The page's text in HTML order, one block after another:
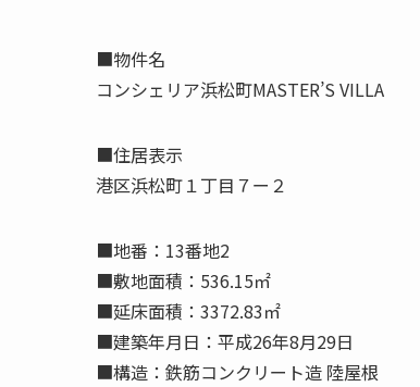
■物件名
コンシェリア浜松町MASTER’S VILLA
■住居表示
港区浜松町１丁目７ー２
■地番：13番地2
■敷地面積：536.15㎡
■延床面積：3372.83㎡
■建築年月日：平成26年8月29日
■構造：鉄筋コンクリート造 陸屋根